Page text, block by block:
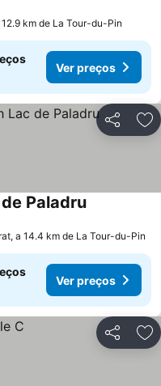
km de La Tour-du-Pin
Ver preços
Partilhar
PaladruVer preços
a 14.4 km de La Tour-du-Pin
Ver preços
Partilhar